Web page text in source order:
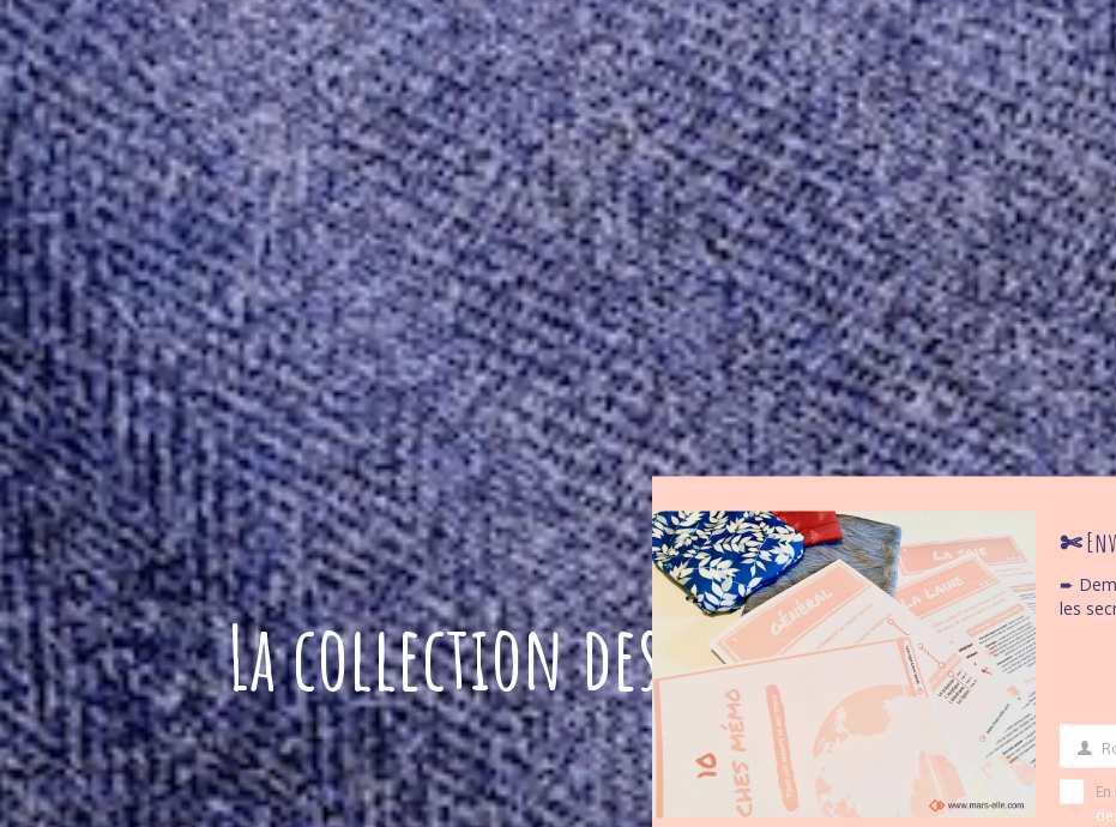
La collection des tissus bio grands
Mars'elle
octobre 8, 2020
✄
➨
les
first
name